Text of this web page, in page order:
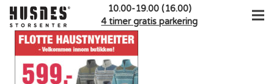
10.00-19.00 (16.00)
4 timer gratis parkering